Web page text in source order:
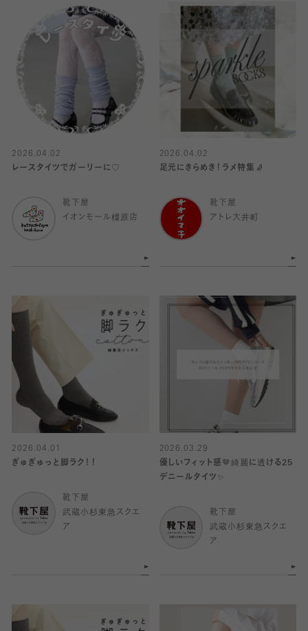
2026.04.02
レースタイツでガーリーに♡
靴下屋
イオンモール橿原店
2026.04.02
足元にきらめき！ラメ特集🧦
靴下屋
アトレ大井町
2026.04.01
ぎゅぎゅっと脚ラク！！
靴下屋
武蔵小杉東急スクエ
ア
2026.03.29
優しいフィット感🤎綺麗に透ける25
デニールタイツ✨
靴下屋
武蔵小杉東急スクエ
ア